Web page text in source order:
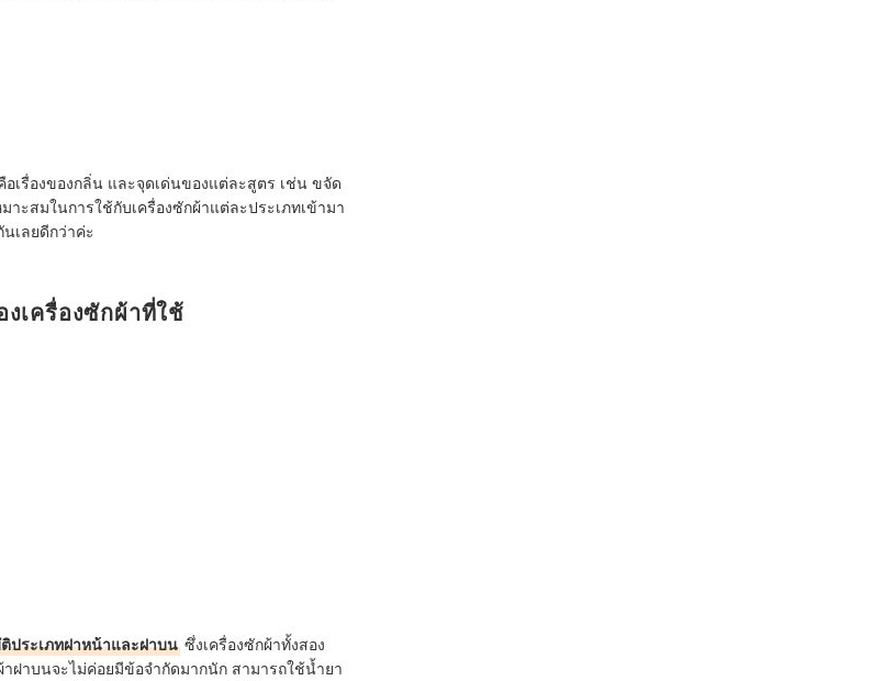
รื่องของกลิ่น และจุดเด่นของแต่ละสูตร เช่น ขจัด
าะสมในการใช้กับเครื่องซักผ้าแต่ละประเภทเข้ามา
เลยดีกว่าค่ะ
เครื่องซักผ้าที่ใช้
ประเภทฝาหน้าและฝาบน ซึ่งเครื่องซักผ้าทั้งสอง
ฝาบนจะไม่ค่อยมีข้อจำกัดมากนัก สามารถใช้น้ำยา